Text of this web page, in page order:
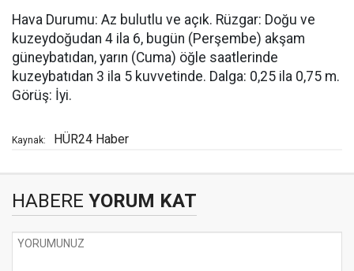
Hava Durumu: Az bulutlu ve açık. Rüzgar: Doğu ve
kuzeydoğudan 4 ila 6, bugün (Perşembe) akşam
güneybatıdan, yarın (Cuma) öğle saatlerinde
kuzeybatıdan 3 ila 5 kuvvetinde. Dalga: 0,25 ila 0,75 m.
Görüş: İyi.
Kaynak: HÜR24 Haber
HABERE YORUM KAT